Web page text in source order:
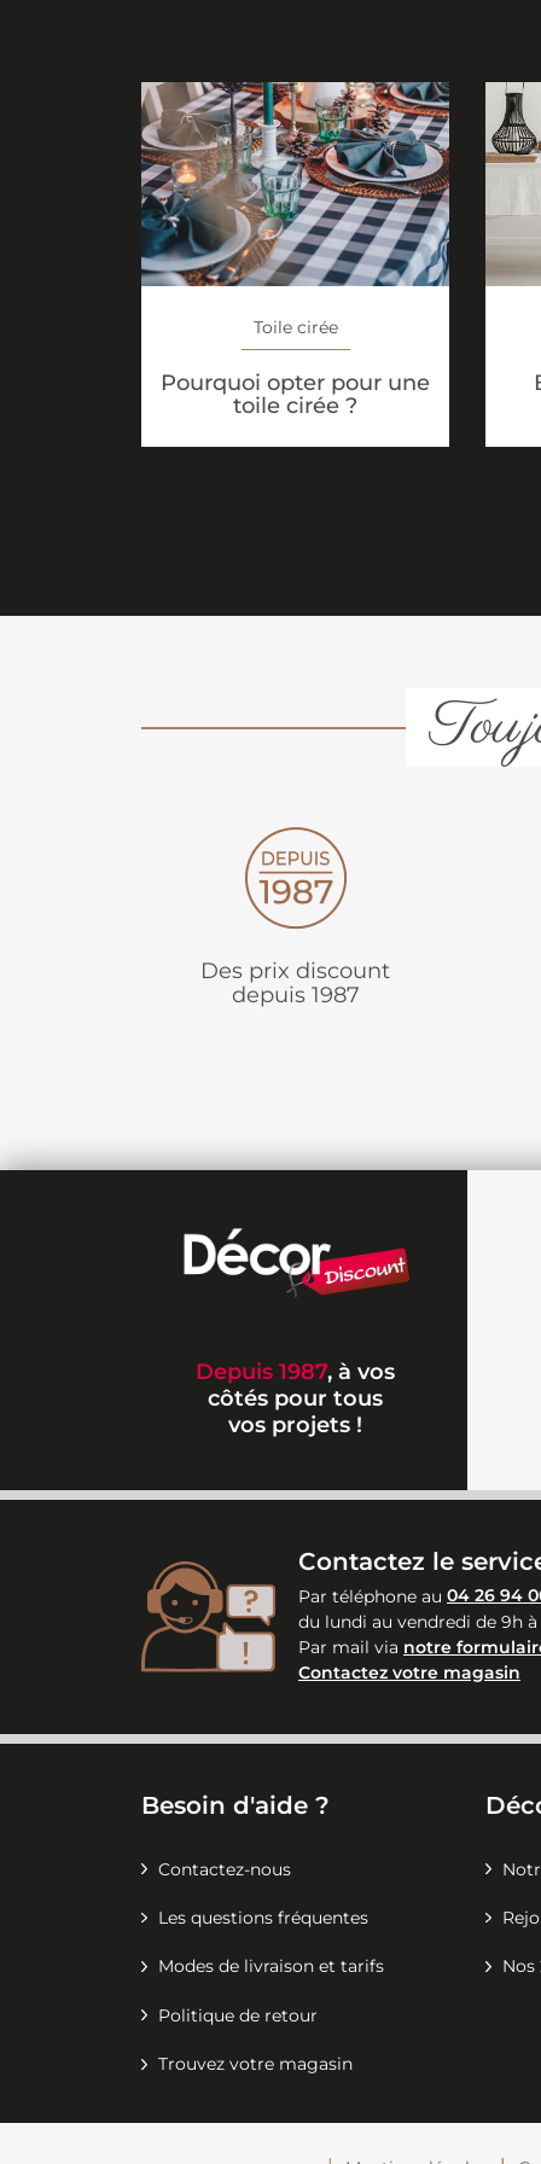
Toile cirée
Pourquoi opter pour une
toile cirée ?
Des prix discount
depuis 1987
Depuis 1987, à vos
côtés pour tous
vos projets !
Contactez le
Par téléphone au 04 26 94
du lundi au vendredi de 9h à
Par mail via notre
Contactez votre magasin
Besoin d'aide ?
Contactez-nous
Les questions fréquentes
Modes de livraison et tarifs
Politique de retour
Trouvez votre magasin
Nos